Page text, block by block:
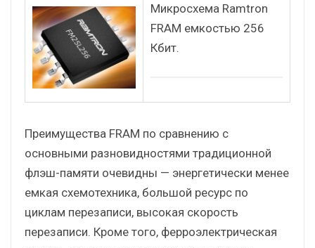
Микросхема Ramtron
FRAM емкостью 256
Кбит.
Преимущества FRAM по сравнению с
основными разновидностями традиционной
флэш-памяти очевидны — энергетически менее
емкая схемотехника, большой ресурс по
циклам перезаписи, высокая скорость
перезаписи. Кроме того, ферроэлектрическая